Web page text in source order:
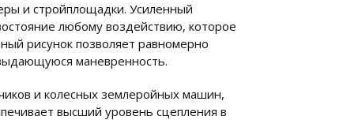
и стройплощадки. Усиленный
любому воздействию, которое
рисунок позволяет равномерно
маневренность.
и колесных землеройных машин,
высший уровень сцепления в